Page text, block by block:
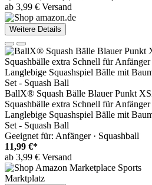
ab 3,99 € Versand
Weitere Details
BallX® Squash Bälle Blauer Punkt
Squashbälle extra Schnell für
Langlebige Squashspiel Bälle mit
Set - Squash Ball
Geeignet für: Anfänger · Squashball
11,99 €*
ab 3,99 € Versand
Marktplatz